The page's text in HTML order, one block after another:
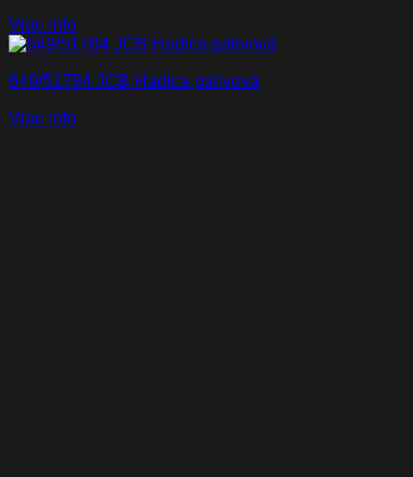
Viac info
649/51784 JCB Hadica palivová
Viac info